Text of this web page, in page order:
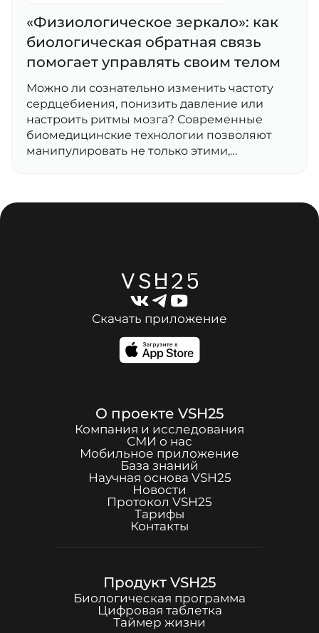
«Физиологическое зеркало»: как
биологическая обратная связь
помогает управлять своим телом
Можно ли сознательно изменить частоту
сердцебиения, понизить давление или
настроить ритмы мозга? Современные
биомедицинские технологии позволяют
манипулировать не только этими,…
Скачать приложение
О проекте VSH25
Компания и исследования
СМИ о нас
Мобильное приложение
База знаний
Научная основа VSH25
Новости
Протокол VSH25
Тарифы
Контакты
Продукт VSH25
Биологическая программа
Цифровая таблетка
Таймер жизни